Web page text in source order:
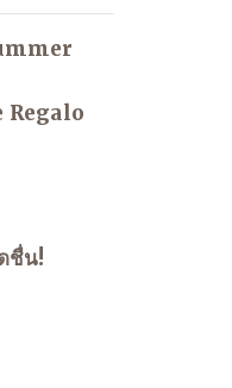
Regalo
ชื่น!